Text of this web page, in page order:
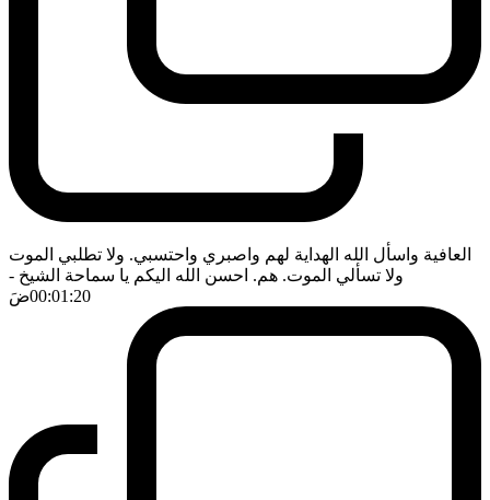
العافية واسأل الله الهداية لهم واصبري واحتسبي. ولا تطلبي الموت
ولا تسألي الموت. هم. احسن الله اليكم يا سماحة الشيخ -
00:01:20ضَ